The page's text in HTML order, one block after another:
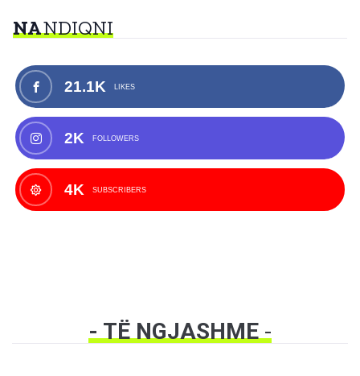
NANDIQNI
21.1K LIKES
2K FOLLOWERS
4K SUBSCRIBERS
- TË NGJASHME-